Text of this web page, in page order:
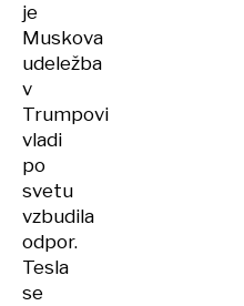
je
Muskova
udeležba
v
Trumpovi
vladi
po
svetu
vzbudila
odpor.
Tesla
se